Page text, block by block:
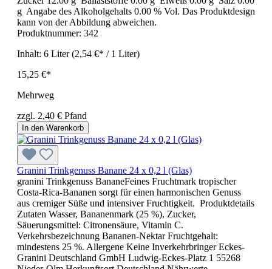
g Angabe des Alkoholgehalts 0.00 % Vol. Das Produktdesign
kann von der Abbildung abweichen.
Produktnummer: 342
Inhalt: 6 Liter(2,54 €* / 1 Liter)
15,25 €*
Mehrweg
zzgl. 2,40 € Pfand
In den Warenkorb
Granini Trinkgenuss Banane 24 x 0,2 l (Glas)
granini Trinkgenuss BananeFeines Fruchtmark tropischer
Costa-Rica-Bananen sorgt für einen harmonischen Genuss
aus cremiger Süße und intensiver Fruchtigkeit. Produktdetails
Zutaten Wasser, Bananenmark (25 %), Zucker,
Säuerungsmittel: Citronensäure, Vitamin C.
Verkehrsbezeichnung Bananen-Nektar Fruchtgehalt:
mindestens 25 %. Allergene Keine Inverkehrbringer Eckes-
Granini Deutschland GmbH Ludwig-Eckes-Platz 1 55268